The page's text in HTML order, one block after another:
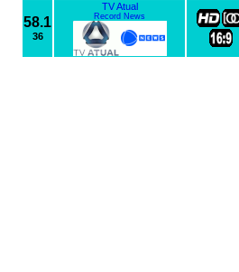
58.1
36
TV Atual
Record News